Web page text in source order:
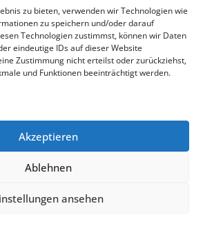
zu bieten, verwenden wir Technologien wie
zu speichern und/oder darauf
Technologien zustimmst, können wir Daten
eindeutige IDs auf dieser Website
Zustimmung nicht erteilst oder zurückziehst,
und Funktionen beeinträchtigt werden.
Akzeptieren
Ablehnen
ansehen
mit